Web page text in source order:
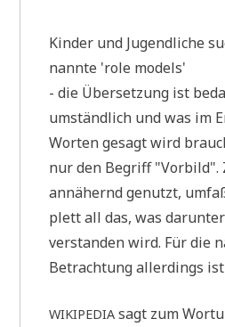
Kin­der und Jugend­li­che
nann­te 'role models'
- die Über­set­zung ist
umständ­lich und was im
Wor­ten gesagt wird
nur den Begriff "Vor­bild".
annä­hernd genutzt,
plett all das, was
ver­stan­den wird. Für die
Betrach­tung aller­dings
WIKIPEDIA sagt zum